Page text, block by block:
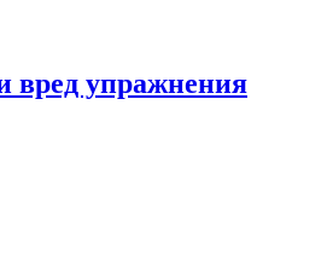
вред упражнения